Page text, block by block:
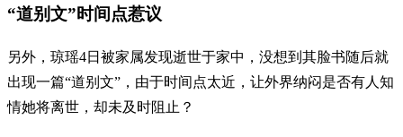
“道别文”时间点惹议
另外，琼瑶4日被家属发现逝世于家中，没想到其脸书随后就
出现一篇“道别文”，由于时间点太近，让外界纳闷是否有人知
情她将离世，却未及时阻止？